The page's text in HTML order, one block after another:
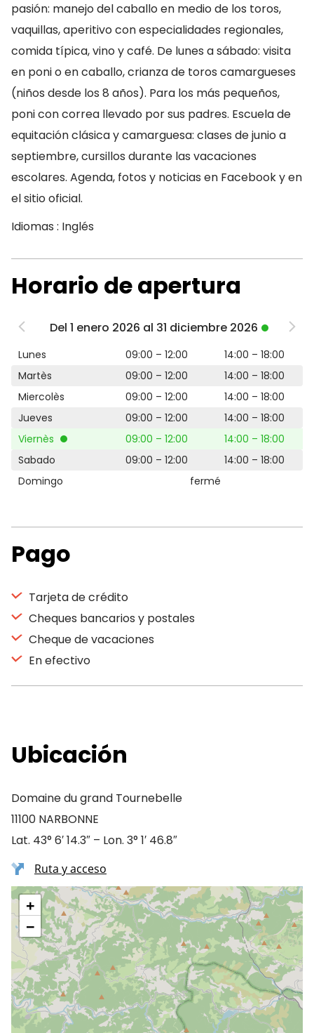
pasión: manejo del caballo en medio de los toros,
vaquillas, aperitivo con especialidades regionales,
comida típica, vino y café. De lunes a sábado: visita
en poni o en caballo, crianza de toros camargueses
(niños desde los 8 años). Para los más pequeños,
poni con correa llevado por sus padres. Escuela de
equitación clásica y camarguesa: clases de junio a
septiembre, cursillos durante las vacaciones
escolares. Agenda, fotos y noticias en Facebook y en
el sitio oficial.
Idiomas : Inglés
Horario de apertura
Del 1 enero 2026 al 31 diciembre 2026
Lunes 09:00 – 12:00
14:00 – 18:00
Martès
09:00 – 12:00
14:00 – 18:00
Miercolès
09:00 – 12:00
14:00 – 18:00
Jueves
09:00 – 12:00
14:00 – 18:00
Viernès
09:00 – 12:00
14:00 – 18:00
Sabado
09:00 – 12:00
14:00 – 18:00
Domingo
fermé
Pago
Tarjeta de crédito
Cheques bancarios y postales
Cheque de vacaciones
En efectivo
Ubicación
Domaine du grand Tournebelle
11100 NARBONNE
Lat. 43° 6′ 14.3″ – Lon. 3° 1′ 46.8″
Ruta y acceso
+
−